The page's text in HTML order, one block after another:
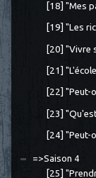
[18] "Mes
[19] "Les
[20] "Vivre
[21]
[22] "Peut-
[23]
[24] "Peut-
=>Saison 4
[25]